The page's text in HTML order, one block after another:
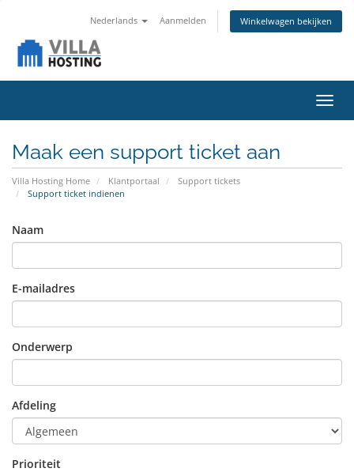
Nederlands Aanmelden Winkelwagen bekijken
in-/
Maak een support ticket aan
Villa Hosting Home Klantportaal
Support tickets
Support ticket indienen
Naam
E-mailadres
Onderwerp
Afdeling
Prioriteit